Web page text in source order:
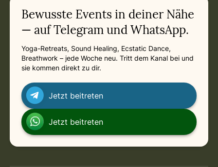
Related appointments
Bewusste Events in deiner Nähe
— auf Telegram und WhatsApp.
Yoga-Retreats, Sound Healing, Ecstatic Dance,
Breathwork – jede Woche neu. Tritt dem Kanal bei und
sie kommen direkt zu dir.
Jetzt beitreten
Jetzt beitreten